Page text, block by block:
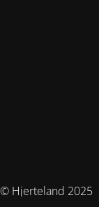
© Hjerteland 2025